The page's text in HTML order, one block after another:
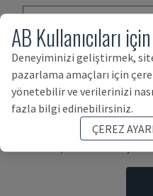
GİZLİLİK POLİTİKAMİS,
SATIŞ
AB Kullanıcıları
Deneyiminizi geliştirmek,
pazarlama amaçları için
yönetebilir ve verilerinizi
fazla bilgi edinebilirsiniz.
ÇEREZ